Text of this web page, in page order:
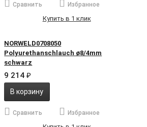
Сравнить Избранное
Купить в 1 клик
NORWELD0708050
Polyurethanschlauch ø8/4mm
schwarz
9 214₽
В корзину
Сравнить Избранное